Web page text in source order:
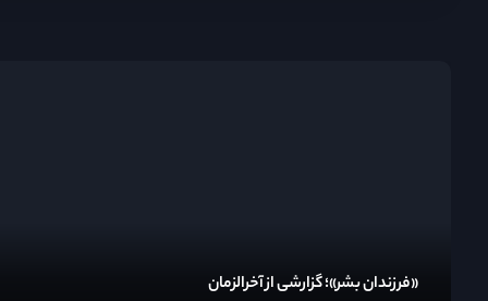
«فرزندان بشر»؛ گزارشی از آخرالزمان